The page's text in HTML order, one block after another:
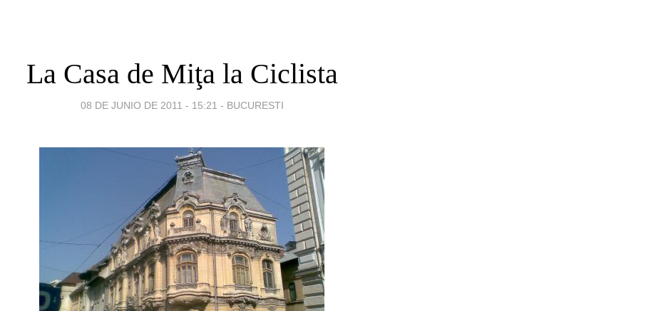
La Casa de Miţa la Ciclista
08 DE JUNIO DE 2011 - 15:21 - BUCURESTI